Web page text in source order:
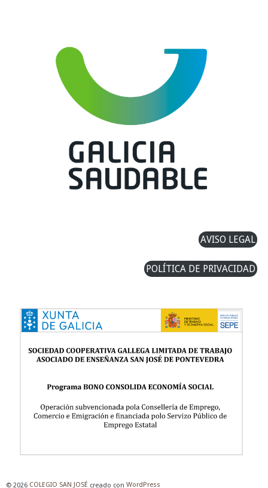
AVISO LEGAL
POLÍTICA DE PRIVACIDAD
© 2026 COLEGIO SAN JOSÉ creado con WordPress